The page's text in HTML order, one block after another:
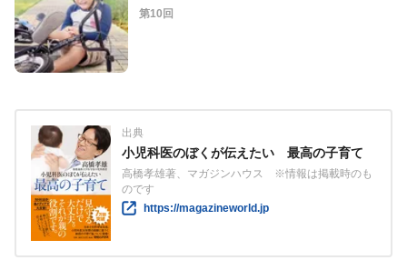
第10回
出典
小児科医のぼくが伝えたい 最高の子育て
高橋孝雄著、マガジンハウス ※情報は掲載時のも
のです
https://magazineworld.jp